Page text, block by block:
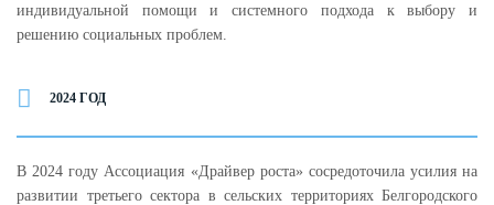
индивидуальной помощи и системного подхода к выбору и
решению социальных проблем.
2024 ГОД
В 2024 году Ассоциация «Драйвер роста» сосредоточила усилия на
развитии третьего сектора в сельских территориях Белгородского